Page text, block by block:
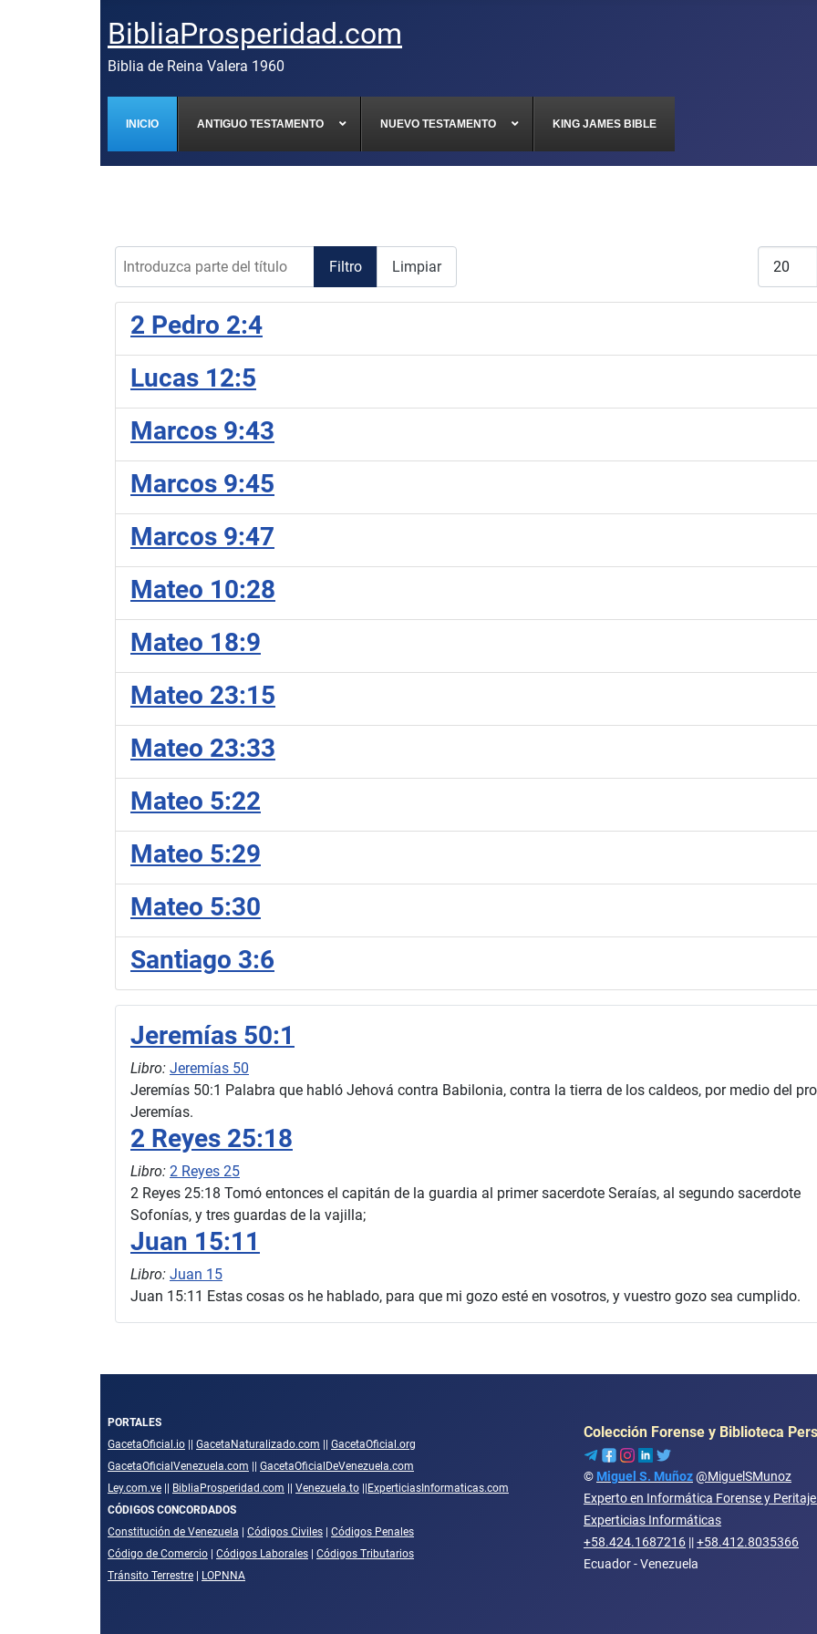
BibliaProsperidad.com
Biblia de Reina Valera 1960
INICIO ANTIGUO TESTAMENTO NUEVO TESTAMENTO KING JAMES BIBLE
Filtro Limpiar
2 Pedro 2:4
Lucas 12:5
Marcos 9:43
Marcos 9:45
Marcos 9:47
Mateo 10:28
Mateo 18:9
Mateo 23:15
Mateo 23:33
Mateo 5:22
Mateo 5:29
Mateo 5:30
Santiago 3:6
Jeremías 50:1
Libro: Jeremías 50
Jeremías 50:1 Palabra que habló Jehová contra Babilonia, contra la tierra de los caldeos, por medio del
Jeremías.
2 Reyes 25:18
Libro: 2 Reyes 25
2 Reyes 25:18 Tomó entonces el capitán de la guardia al primer sacerdote Seraías, al segundo sacerdote
Sofonías, y tres guardas de la vajilla;
Juan 15:11
Libro: Juan 15
Juan 15:11 Estas cosas os he hablado, para que mi gozo esté en vosotros, y vuestro gozo sea cumplido.
PORTALES
GacetaOficial.io
GacetaNaturalizado.com
GacetaOficial.org
GacetaOficialVenezuela.com
GacetaOficialDeVenezuela.com
Ley.com.ve
BibliaProsperidad.com Venezuela.to
ExperticiasInformaticas.com
CÓDIGOS CONCORDADOS
Constitución de Venezuela
Códigos Civiles
Códigos Penales
Código de Comercio
Códigos Laborales
Códigos Tributarios
Tránsito Terrestre
LOPNNA
Colección Forense y Biblioteca
© Miguel S. Muñoz@MiguelSMunoz
Experto en Informática Forense y
Experticias Informáticas
+58.424.1687216 ||+58.412.8035366
Ecuador - Venezuela